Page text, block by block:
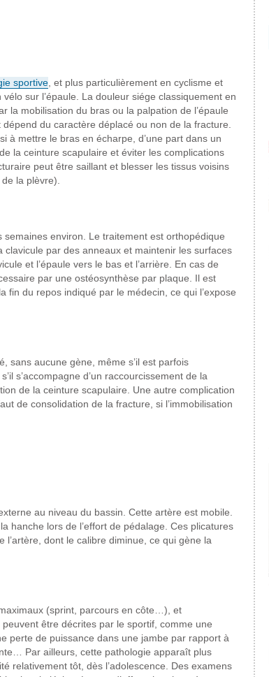
sportive, et plus particulièrementen cyclisme et
vélosur l’épaule. La douleur siége classiquementen
la mobilisation du bras ou la palpation de l’épaule
dépend du caractère déplacé ou non de la fracture.
à mettre le bras en écharpe, d’une part dans un
la ceinture scapulaire et éviter les complications
peut être saillant et blesser les tissus voisins
la plèvre).
semaines environ.
Le traitement est orthopédique
clavicule par desanneaux et maintenir les surfaces
et l’épaule vers le bas et l’arrière.
En cas de
par une ostéosynthèse par plaque.
Il est
fin du repos indiqué par le médecin, ce qui l’expose
sans aucune gène, même s’ilest parfois
s’accompagne d’un raccourcissementde la
de la ceinture scapulaire.
Une autre complication
de consolidation de la fracture, sil’immobilisation
au niveau du bassin. Cette artère est mobile.
hanche lors de l’effort de pédalage. Ces plicatures
l’artère, dont le calibre diminue, ce qui gène la
(sprint, parcoursen côte…), et
être décritespar le sportif, comme une
perte de puissance dans une jambe par rapport à
Par ailleurs, cette pathologie apparaîtplus
relativement tôt, dèsl’adolescence.
Des examens